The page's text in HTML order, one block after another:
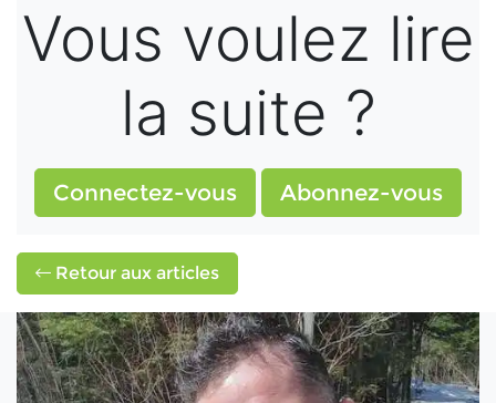
Vous voulez lire
la suite ?
Connectez-vous Abonnez-vous
Retour aux articles